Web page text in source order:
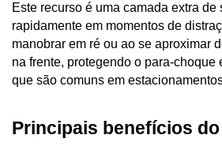
Este recurso é uma camada extra
rapidamente em momentos de
manobrar em ré ou ao se aproximar
na frente, protegendo o para-choque
que são comuns em
Principais benefícios